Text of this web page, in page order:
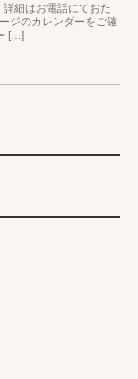
細はお電話にておた
ジのカレンダーをご確
[…]